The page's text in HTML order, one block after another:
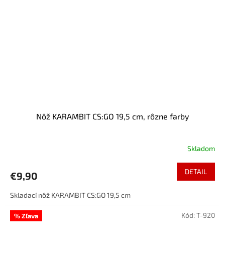
Nôž KARAMBIT CS:GO 19,5 cm, rôzne farby
Skladom
€9,90 DETAIL
Skladací nôž KARAMBIT CS:GO 19,5 cm
% Zľava Kód:T-920